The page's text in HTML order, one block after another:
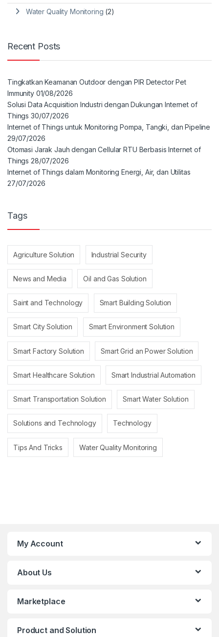
Water Quality Monitoring (2)
Recent Posts
Tingkatkan Keamanan Outdoor dengan PIR Detector Pet
Immunity 01/08/2026
Solusi Data Acquisition Industri dengan Dukungan Internet of
Things 30/07/2026
Internet of Things untuk Monitoring Pompa, Tangki, dan Pipeline
29/07/2026
Otomasi Jarak Jauh dengan Cellular RTU Berbasis Internet of
Things 28/07/2026
Internet of Things dalam Monitoring Energi, Air, dan Utilitas
27/07/2026
Tags
Agriculture Solution Industrial Security
News and Media Oil and Gas Solution
Saint and Technology Smart Building Solution
Smart City Solution Smart Environment Solution
Smart Factory Solution Smart Grid an Power Solution
Smart Healthcare Solution Smart Industrial Automation
Smart Transportation Solution Smart Water Solution
Solutions and Technology Technology
Tips And Tricks Water Quality Monitoring
My Account
About Us
Marketplace
Product and Solution